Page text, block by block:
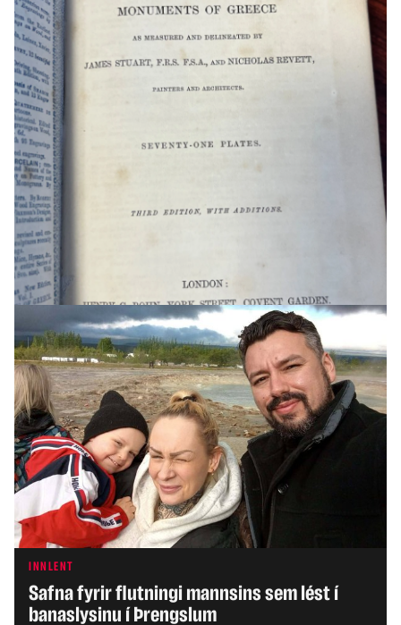
HEIMUR
Þrjátíu og fimm ára karlmaður ákærður eftir
andlát níu ára stúlku í Skotlandi
INNLENT
Safna fyrir flutningi mannsins sem lést í
banaslysinu í Þrengslum